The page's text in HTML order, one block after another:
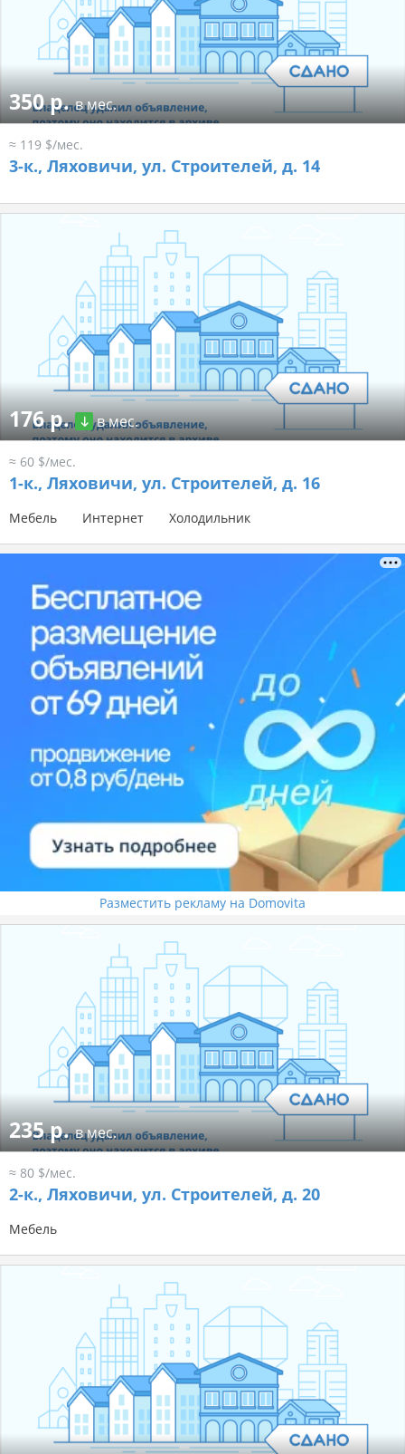
350 р.в мес.
≈ 119 $/мес.
3-к., Ляховичи, ул. Строителей, д. 14
176 р. в мес.
≈ 60 $/мес.
1-к., Ляховичи, ул. Строителей, д. 16
Мебель Интернет Холодильник
Разместить рекламу на Domovita
235 р.в мес.
≈ 80 $/мес.
2-к., Ляховичи, ул. Строителей, д. 20
Мебель